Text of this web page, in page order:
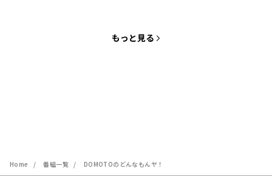
もっと見る
Home 番組一覧 DOMOTOのどんなもんヤ！